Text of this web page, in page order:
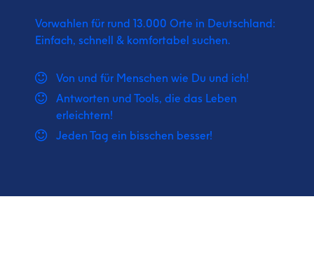
Vorwahlen für rund 13.000 Orte in Deutschland:
Einfach, schnell & komfortabel suchen.
Von und für Menschen wie Du und ich!
Antworten und Tools, die das Leben
erleichtern!
Jeden Tag ein bisschen besser!